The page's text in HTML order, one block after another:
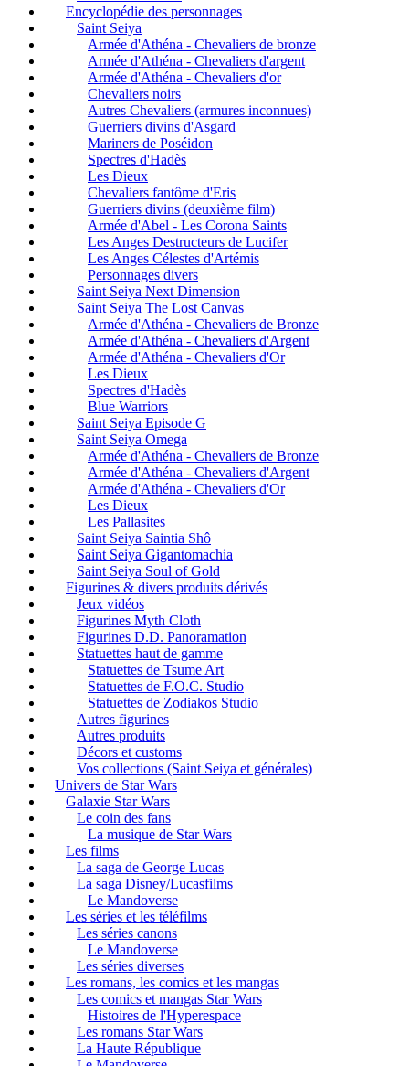
Encyclopédie des personnages
Saint Seiya
Armée d'Athéna - Chevaliers de bronze
Armée d'Athéna - Chevaliers d'argent
Armée d'Athéna - Chevaliers d'or
Chevaliers noirs
Autres Chevaliers (armures inconnues)
Guerriers divins d'Asgard
Mariners de Poséidon
Spectres d'Hadès
Les Dieux
Chevaliers fantôme d'Eris
Guerriers divins (deuxième film)
Armée d'Abel - Les Corona Saints
Les Anges Destructeurs de Lucifer
Les Anges Célestes d'Artémis
Personnages divers
Saint Seiya Next Dimension
Saint Seiya The Lost Canvas
Armée d'Athéna - Chevaliers de Bronze
Armée d'Athéna - Chevaliers d'Argent
Armée d'Athéna - Chevaliers d'Or
Les Dieux
Spectres d'Hadès
Blue Warriors
Saint Seiya Episode G
Saint Seiya Omega
Armée d'Athéna - Chevaliers de Bronze
Armée d'Athéna - Chevaliers d'Argent
Armée d'Athéna - Chevaliers d'Or
Les Dieux
Les Pallasites
Saint Seiya Saintia Shô
Saint Seiya Gigantomachia
Saint Seiya Soul of Gold
Figurines & divers produits dérivés
Jeux vidéos
Figurines Myth Cloth
Figurines D.D. Panoramation
Statuettes haut de gamme
Statuettes de Tsume Art
Statuettes de F.O.C. Studio
Statuettes de Zodiakos Studio
Autres figurines
Autres produits
Décors et customs
Vos collections (Saint Seiya et générales)
Univers de Star Wars
Galaxie Star Wars
Le coin des fans
La musique de Star Wars
Les films
La saga de George Lucas
La saga Disney/Lucasfilms
Le Mandoverse
Les séries et les téléfilms
Les séries canons
Le Mandoverse
Les séries diverses
Les romans, les comics et les mangas
Les comics et mangas Star Wars
Histoires de l'Hyperespace
Les romans Star Wars
La Haute République